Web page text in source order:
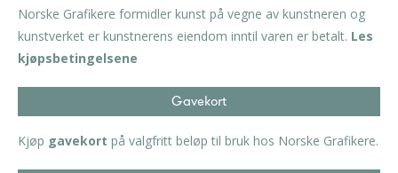
Norske Grafikere formidler kunst på vegne av kunstneren og
kunstverket er kunstnerens eiendom inntil varen er betalt. Les
kjøpsbetingelsene
Gavekort
Kjøp gavekort på valgfritt beløp til bruk hos Norske Grafikere.